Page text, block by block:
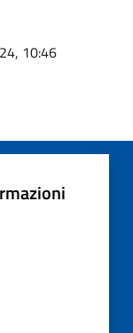
10:46